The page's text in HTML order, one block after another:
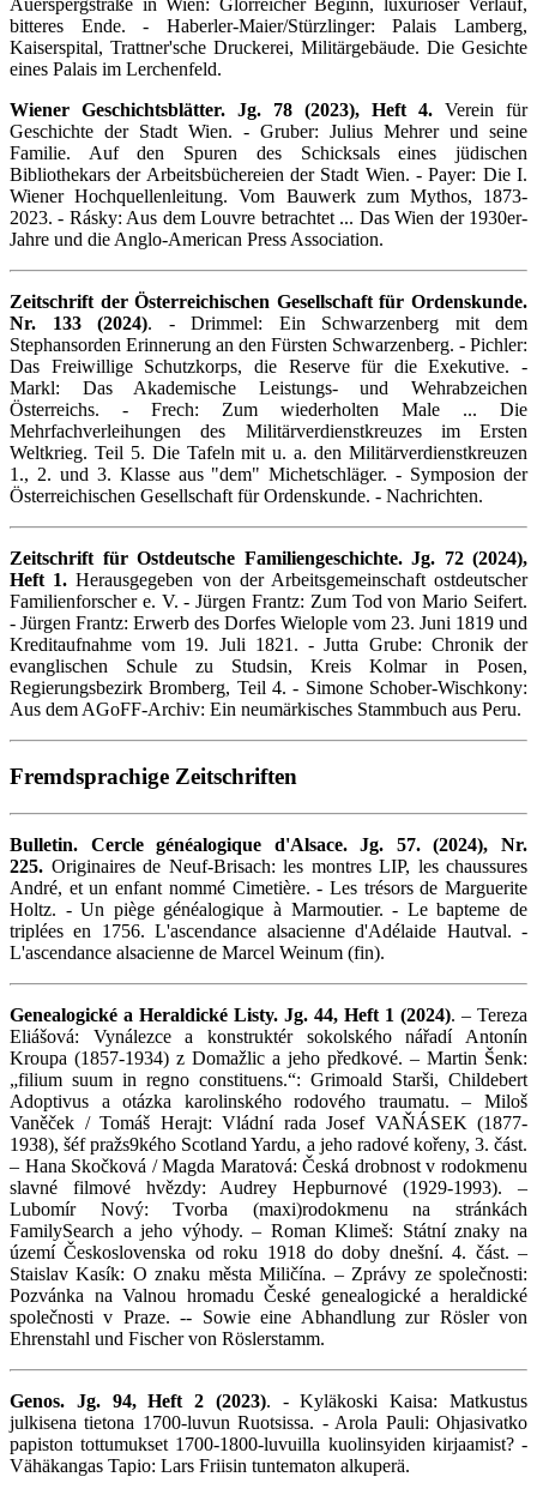
bitteres Ende. - Haberler-Maier/Stürzlinger: Palais Lamberg,
Kaiserspital, Trattner'sche Druckerei, Militärgebäude. Die Gesichte
eines Palais im Lerchenfeld.
Wiener Geschichtsblätter. Jg. 78 (2023), Heft 4. Verein für
Geschichte der Stadt Wien. - Gruber: Julius Mehrer und seine
Familie. Auf den Spuren des Schicksals eines jüdischen
Bibliothekars der Arbeitsbüchereien der Stadt Wien. - Payer: Die I.
Wiener Hochquellenleitung. Vom Bauwerk zum Mythos, 1873-
2023. - Rásky: Aus dem Louvre betrachtet ... Das Wien der 1930er-
Jahre und die Anglo-American Press Association.
Zeitschrift der Österreichischen Gesellschaft für Ordenskunde.
Nr. 133 (2024). - Drimmel: Ein Schwarzenberg mit dem
Stephansorden Erinnerung an den Fürsten Schwarzenberg. - Pichler:
Das Freiwillige Schutzkorps, die Reserve für die Exekutive. -
Markl: Das Akademische Leistungs- und Wehrabzeichen
Österreichs. - Frech: Zum wiederholten Male ... Die
Mehrfachverleihungen des Militärverdienstkreuzes im Ersten
Weltkrieg. Teil 5. Die Tafeln mit u. a. den Militärverdienstkreuzen
1., 2. und 3. Klasse aus "dem" Michetschläger. - Symposion der
Österreichischen Gesellschaft für Ordenskunde. - Nachrichten.
Zeitschrift für Ostdeutsche Familiengeschichte. Jg. 72 (2024),
Heft 1.Herausgegeben von der Arbeitsgemeinschaft ostdeutscher
Familienforscher e. V. - Jürgen Frantz: Zum Tod von Mario Seifert.
- Jürgen Frantz: Erwerb des Dorfes Wielople vom 23. Juni 1819 und
Kreditaufnahme vom 19. Juli 1821. - Jutta Grube: Chronik der
evanglischen Schule zu Studsin, Kreis Kolmar in Posen,
Regierungsbezirk Bromberg, Teil 4. - Simone Schober-Wischkony:
Aus dem AGoFF-Archiv: Ein neumärkisches Stammbuch aus Peru.
Fremdsprachige Zeitschriften
Bulletin. Cercle généalogique d'Alsace. Jg. 57. (2024), Nr.
225. Originaires de Neuf-Brisach: les montres LIP, les chaussures
André, et un enfant nommé Cimetière. - Les trésors de Marguerite
Holtz. - Un piège généalogique à Marmoutier. - Le bapteme de
triplées en 1756. L'ascendance alsacienne d'Adélaide Hautval. -
L'ascendance alsacienne de Marcel Weinum (fin).
Genealogické a Heraldické Listy. Jg. 44, Heft 1 (2024). – Tereza
Eliášová: Vynálezce a konstruktér sokolského nářadí Antonín
Kroupa (1857-1934) z Domažlic a jeho předkové. – Martin Šenk:
„filium suum in regno constituens.“: Grimoald Starši, Childebert
Adoptivus a otázka karolinského rodového traumatu. – Miloš
Vaněček / Tomáš Herajt: Vládní rada Josef VAŇÁSEK (1877-
1938), šéf pražs9kého Scotland Yardu, a jeho radové kořeny, 3. část.
– Hana Skočková / Magda Maratová: Česká drobnost v rodokmenu
slavné filmové hvězdy: Audrey Hepburnové (1929-1993). –
Lubomír Nový: Tvorba (maxi)rodokmenu na stránkách
FamilySearch a jeho výhody. – Roman Klimeš: Státní znaky na
území Československa od roku 1918 do doby dnešní. 4. část. –
Staislav Kasík: O znaku města Miličína. – Zprávy ze společnosti:
Pozvánka na Valnou hromadu České genealogické a heraldické
společnosti v Praze. -- Sowie eine Abhandlung zur Rösler von
Ehrenstahl und Fischer von Röslerstamm.
Genos. Jg. 94, Heft 2 (2023). - Kyläkoski Kaisa: Matkustus
julkisena tietona 1700-luvun Ruotsissa. - Arola Pauli: Ohjasivatko
papiston tottumukset 1700-1800-luvuilla kuolinsyiden kirjaamist? -
Vähäkangas Tapio: Lars Friisin tuntematon alkuperä.